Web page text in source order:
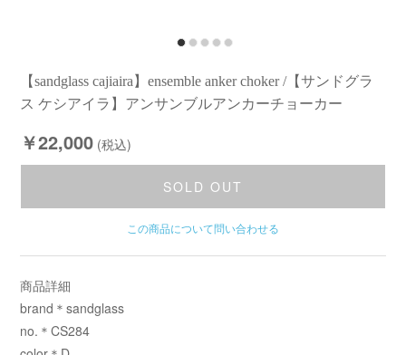
【sandglass cajiaira】ensemble anker choker /【サンドグラ
ス ケシアイラ】アンサンブルアンカーチョーカー
￥22,000 (税込)
SOLD OUT
この商品について問い合わせる
商品詳細
brand＊sandglass
no.＊CS284